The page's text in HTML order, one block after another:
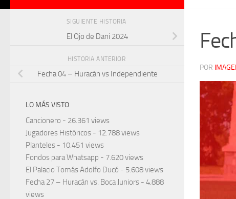
POR
SIGUIENTE HISTORIA
El Ojo de Dani 2024
HISTORIA ANTERIOR
Fecha 04 – Huracán vs Independiente
LO MÁS VISTO
Cancionero - 26.361 views
Jugadores Históricos - 12.788 views
Planteles - 10.451 views
Fondos para Whatsapp - 7.620 views
El Palacio Tomás Adolfo Ducó - 5.608 views
Fecha 27 – Huracán vs. Boca Juniors - 4.888
views